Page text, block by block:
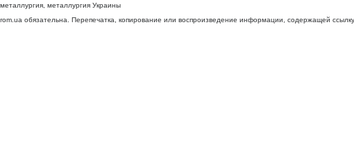
металлургия Украины
обязательна. Перепечатка, копирование или воспроизведение информации, содержащей